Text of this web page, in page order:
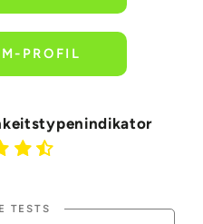
PROFIL
TESTS